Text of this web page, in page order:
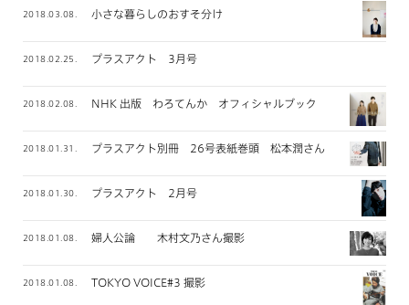
2018.03.08. 小さな暮らしのおすそ分け
2018.02.25. プラスアクト 3月号
2018.02.08. NHK 出版 わろてんか オフィシャルブック
2018.01.31. プラスアクト別冊 26号表紙巻頭 松本潤さん
2018.01.30. プラスアクト 2月号
2018.01.08. 婦人公論 木村文乃さん撮影
2018.01.08. TOKYO VOICE#3 撮影